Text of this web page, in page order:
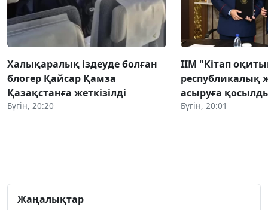
Халықаралық іздеуде болған
блогер Қайсар Қамза
Қазақстанға жеткізілді
Бүгін, 20:20
ІІМ "Кітап
республикалық
асыруға
Бүгін, 20:01
Жаңалықтар